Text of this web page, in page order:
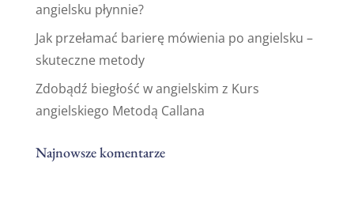
angielsku płynnie?
Jak przełamać barierę mówienia po angielsku –
skuteczne metody
Zdobądź biegłość w angielskim z Kurs
angielskiego Metodą Callana
Najnowsze komentarze